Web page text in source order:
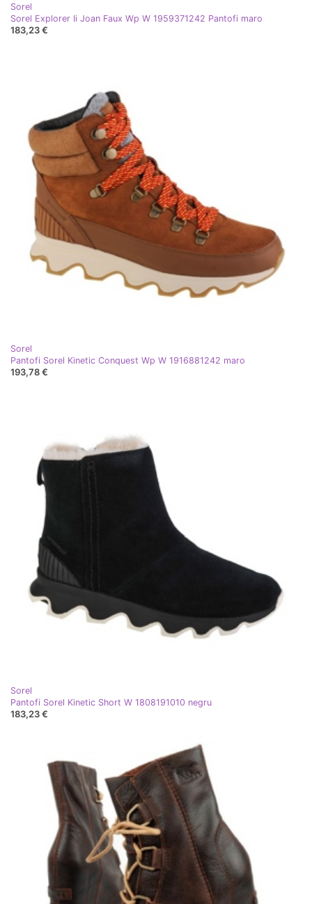
Sorel
Sorel Explorer Ii Joan Faux Wp W 1959371242 Pantofi maro
183,23 €
Sorel
Pantofi Sorel Kinetic Conquest Wp W 1916881242 maro
193,78 €
Sorel
Pantofi Sorel Kinetic Short W 1808191010 negru
183,23 €